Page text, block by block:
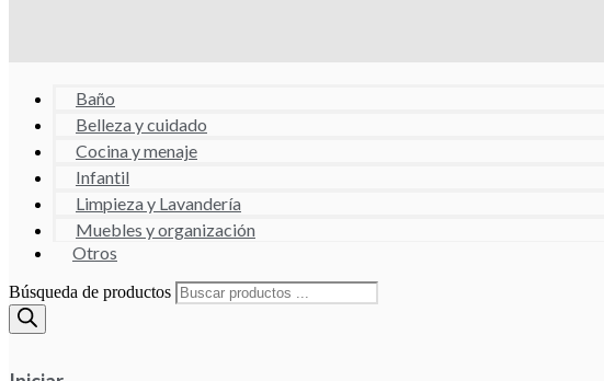
Baño
Belleza y cuidado
Cocina y menaje
Infantil
Limpieza y Lavandería
Muebles y organización
Otros
Búsqueda de productos